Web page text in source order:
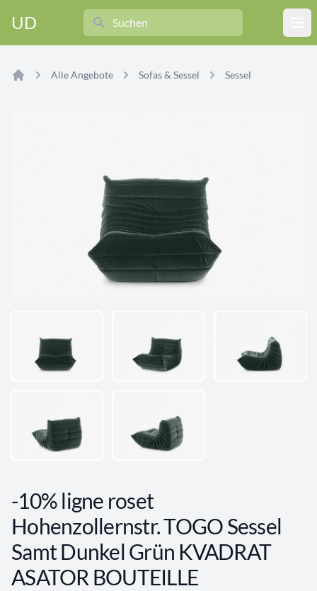
UD
Search
Alle Angebote Sofas & Sessel Sessel
-10% ligne roset
Hohenzollernstr. TOGO Sessel
Samt Dunkel Grün KVADRAT
ASATOR BOUTEILLE